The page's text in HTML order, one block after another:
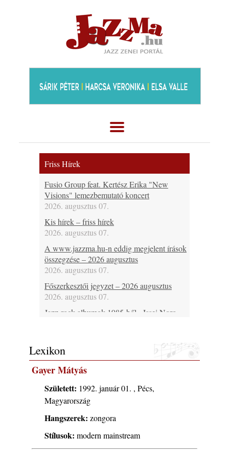
Friss Hírek
Fusio Group feat. Kertész Erika "New
Visions" lemezbemutató koncert
2026. augusztus 07.
Kis hírek – friss hírek
2026. augusztus 07.
A www.jazzma.hu-n eddig megjelent írások
összegzése – 2026 augusztus
2026. augusztus 07.
Főszerkesztői jegyzet – 2026 augusztus
2026. augusztus 07.
Jazz-rock albumok 1985-ből - Issei Noro
Jazz-rock albumok 1984-ből - John Scofield
„Electric Outlet”
2026. augusztus 06.
X. BOHÉM JAZZFŐVÁROS fesztivál,
Kecskemét, 2026. augusztus 6-9.: 4 nap, 4
színpad, 10 ország zenészei, 40 óra zene és
tánc!
2026. augusztus 05.
Magyar Jazz ABC – 541. rész: Juhász
Lexikon
Gayer Mátyás
Született: 1992. január 01. , Pécs,
Magyarország
Hangszerek: zongora
Stílusok: modern mainstream